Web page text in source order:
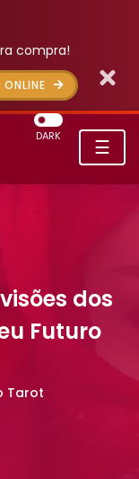
compra!
☰
DARK
dos
Futuro
Tarot